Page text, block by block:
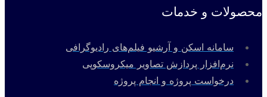
و خدمات
سامانه اسکن و آرشیو فیلم‌های رادیوگرافی
نرم‌افزار پردازش تصاویر میکروسکوپی
درخواست پروژه و انجام پروژه